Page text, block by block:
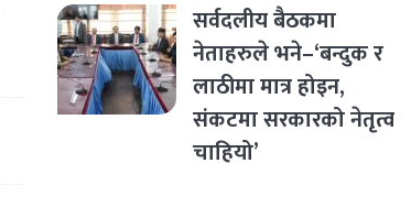
सर्वदलीय बैठकमा
नेताहरुले भने–‘बन्दुक र
लाठीमा मात्र होइन,
संकटमा सरकारको नेतृत्व
चाहियो’